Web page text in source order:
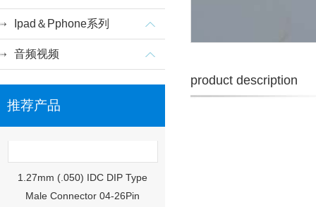
Ipad＆Pphone系列
音频视频
推荐产品
Male Connector 04-26Pin
tyco215570
product description